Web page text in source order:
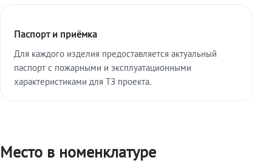
Паспорт и приёмка
Для каждого изделия предоставляется актуальный
паспорт с пожарными и эксплуатационными
характеристиками для ТЗ проекта.
Место в номенклатуре